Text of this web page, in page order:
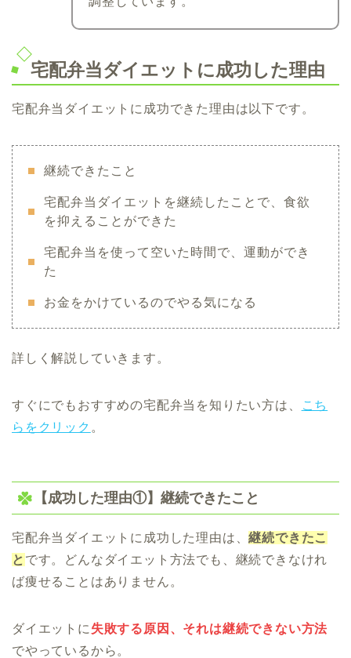
宅配弁当ダイエットに成功した理由
宅配弁当ダイエットに成功できた理由は以下です。
継続できたこと
宅配弁当ダイエットを継続したことで、食欲
を抑えることができた
宅配弁当を使って空いた時間で、運動ができ
た
お金をかけているのでやる気になる
詳しく解説していきます。
すぐにでもおすすめの宅配弁当を知りたい方は、
こち
らをクリック 。
【成功した理由①】継続できたこと
宅配弁当ダイエットに成功した理由は、継続できたこ
と です。どんなダイエット方法でも、継続できなけれ
ば痩せることはありません。
ダイエットに 失敗する原因、それは継続できない方法
でやっているから。